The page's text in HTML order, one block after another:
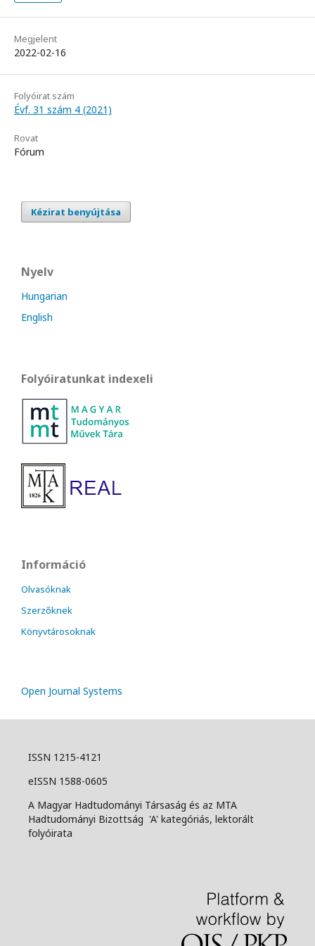
Megjelent
2022-02-16
Folyóirat szám
Évf. 31 szám 4 (2021)
Rovat
Fórum
Kézirat benyújtása
Nyelv
Hungarian
English
Folyóiratunkat indexeli
Információ
Olvasóknak
Szerzőknek
Könyvtárosoknak
Open Journal Systems
ISSN 1215-4121
eISSN 1588-0605
A Magyar Hadtudományi Társaság és az MTA
Hadtudományi Bizottság 'A' kategóriás, lektorált
folyóirata